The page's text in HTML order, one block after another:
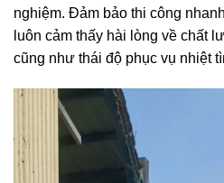
nghiệm. Đảm bảo thi công
luôn cảm thấy hài lòng về chất
cũng như thái độ phục vụ nhiệt